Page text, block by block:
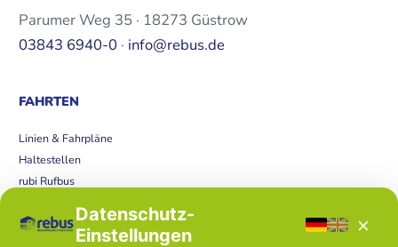
Parumer Weg 35 · 18273 Güstrow
03843 6940-0 · info@rebus.de
FAHRTEN
Linien & Fahrpläne
Haltestellen
rubi Rufbus
Störungen Datenschutz-
Einstellungen
×